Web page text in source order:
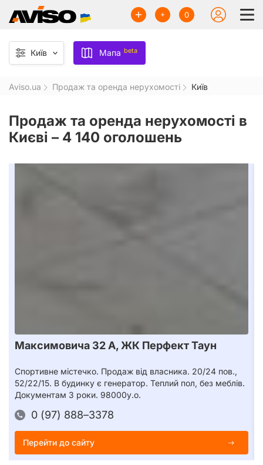
0
Київ Мапа beta
Aviso.ua Продаж та оренда нерухомості Київ
Продаж та оренда нерухомості в
Києві – 4 140 оголошень
Максимовича 32 А, ЖК Перфект Таун
Спортивне містечко. Продаж від власника. 20/24 пов.,
52/22/15. В будинку є генератор. Теплий пол, без меблів.
Документам 3 роки. 98000у.о.
0 (97) 888–3378
Перейти до сайту